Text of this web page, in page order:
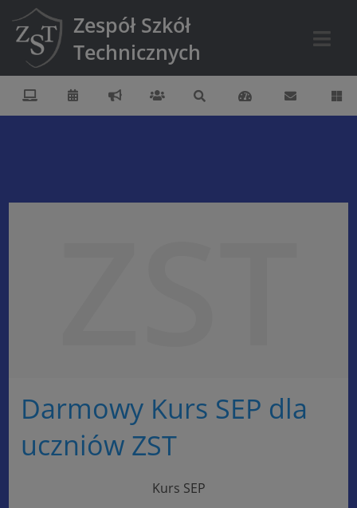
Zespół Szkół
Technicznych
Darmowy Kurs SEP dla
uczniów ZST
Kurs SEP